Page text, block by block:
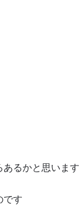
るかと思います
です